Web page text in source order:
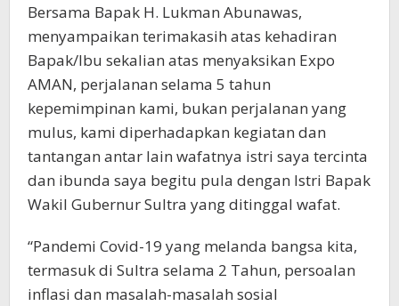
Bersama Bapak H. Lukman Abunawas,
menyampaikan terimakasih atas kehadiran
Bapak/Ibu sekalian atas menyaksikan Expo
AMAN, perjalanan selama 5 tahun
kepemimpinan kami, bukan perjalanan yang
mulus, kami diperhadapkan kegiatan dan
tantangan antar lain wafatnya istri saya tercinta
dan ibunda saya begitu pula dengan Istri Bapak
Wakil Gubernur Sultra yang ditinggal wafat.
“Pandemi Covid-19 yang melanda bangsa kita,
termasuk di Sultra selama 2 Tahun, persoalan
inflasi dan masalah-masalah sosial